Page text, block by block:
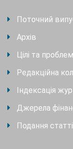
Поточний
Архів
Цілі та
Редакційна
Індексація
Джерела
Подання статті